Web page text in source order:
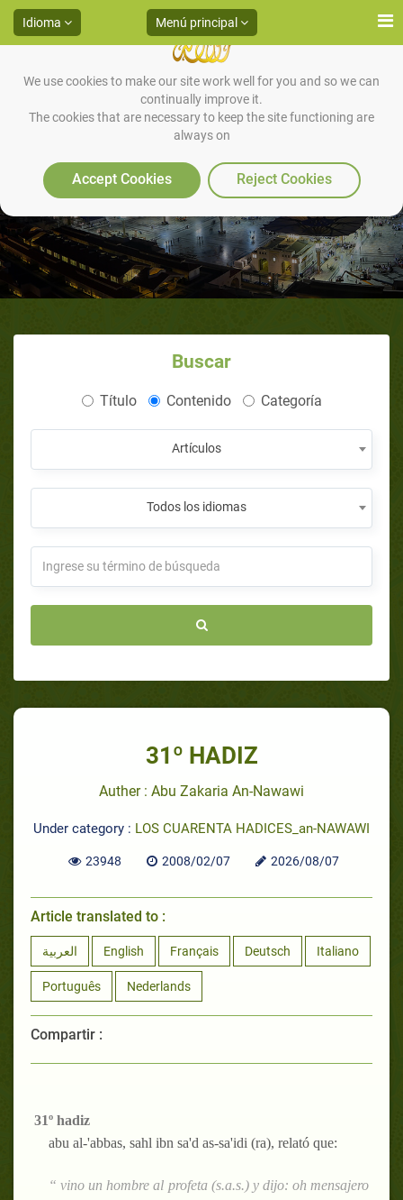
We use cookies to make our site work well for you and so we can
continually improve it.
The cookies that are necessary to keep the site functioning are
always on
Accept Cookies Reject Cookies
Idioma Menú principal
31º HADIZ
Buscar
Título Contenido Categoría
Artículos
Todos los idiomas
31º HADIZ
Auther : Abu Zakaria An-Nawawi
Under category : LOS CUARENTA HADICES_an-NAWAWI
23948 2008/02/07 2026/08/07
Article translated to :
العربية English Français Deutsch Italiano
Português Nederlands
Compartir :
31º hadiz
abu al-'abbas, sahl ibn sa'd as-sa'idi (ra), relató que:
“ vino un hombre al profeta (s.a.s.) y dijo: oh mensajero